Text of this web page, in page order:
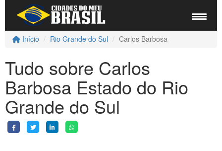
Início Rio Grande do Sul Carlos Barbosa
Tudo sobre Carlos
Barbosa Estado do Rio
Grande do Sul